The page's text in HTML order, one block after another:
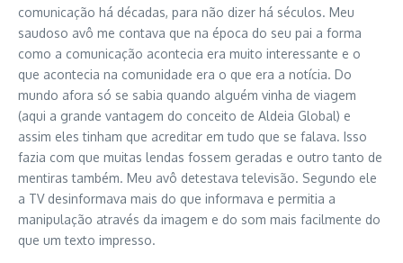
comunicação há décadas, para não dizer há séculos. Meu
saudoso avô me contava que na época do seu pai a forma
como a comunicação acontecia era muito interessante e o
que acontecia na comunidade era o que era a notícia. Do
mundo afora só se sabia quando alguém vinha de viagem
(aqui a grande vantagem do conceito de Aldeia Global) e
assim eles tinham que acreditar em tudo que se falava. Isso
fazia com que muitas lendas fossem geradas e outro tanto de
mentiras também. Meu avô detestava televisão. Segundo ele
a TV desinformava mais do que informava e permitia a
manipulação através da imagem e do som mais facilmente do
que um texto impresso.